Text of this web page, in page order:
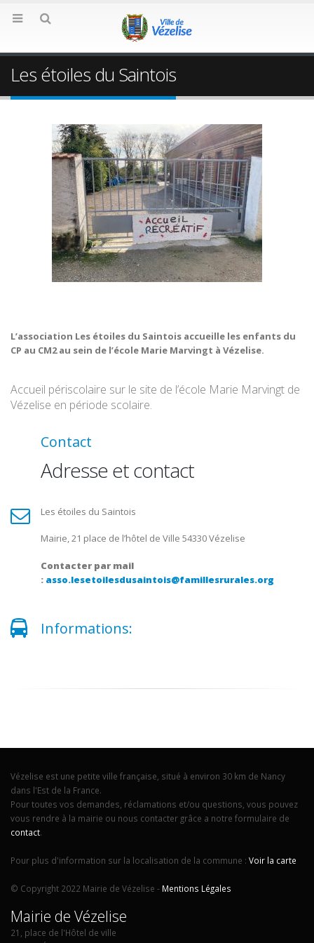
Les étoiles du Saintois
L’association Les étoiles du Saintois accueille les enfants du
CP au CM2 au sein de l’école Marie Marvingt à Vézelise.
Accueil périscolaire sur le site de l’école Marie Marvingt de
Vézelise en période scolaire.
Contact
Adresse et contact
Les étoiles du Saintois
Mairie, 21 place de l’hôtel de Ville 54330 Vézelise
Contacter par mail
: asso.lesetoilesdusaintois@famillesrurales.org
Informations:
Vézelise est une petite ville française, situé à environ 30 km de Nancy
dans l'Est de la France.
Pour toutes vos demandes, réclamations et/ou questions, vous pouvez
vous rendre à la mairie ou nous contacter grâce a notre formulaire de
contact.
Pour plus d'information sur la localisation de la commune : Voir la carte
© Copyright 2022 Mairie de Vézelise - Mentions Légales
Mairie de Vézelise
21, place de l'Hôtel de ville